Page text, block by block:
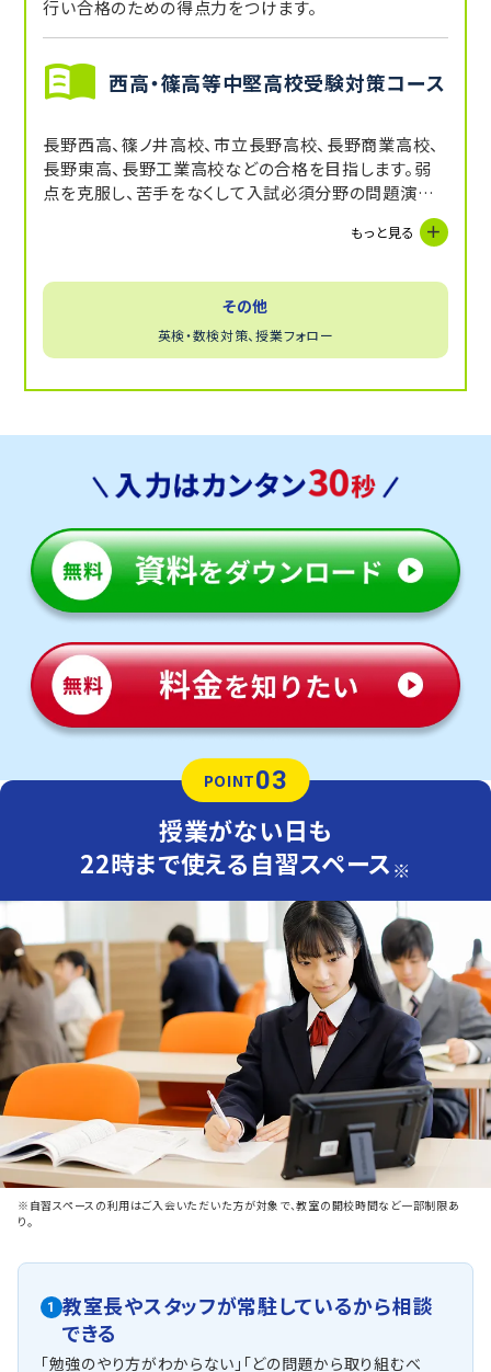
行い合格のための得点力をつけます。
西高・篠高等中堅高校受験対策コース
長野西高、篠ノ井高校、市立長野高校、長野商業高校、
長野東高、長野工業高校などの合格を目指します。弱
点を克服し、苦手をなくして入試必須分野の問題演習
もっと見る
その他
英検・数検対策、授業フォロー
POINT03
授業がない日も
22時まで使える自習スペース ※
※自習スペースの利用はご入会いただいた方が対象で、教室の開校時間など一部制限あ
り。
1
教室長やスタッフが常駐しているから相談
できる
「勉強のやり方がわからない」「どの問題から取り組むべ